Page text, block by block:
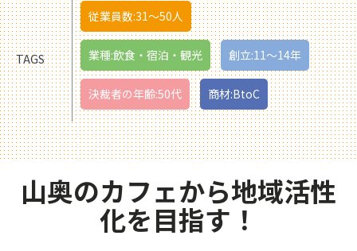
TAGS
従業員数:31〜50人
業種:飲食・宿泊・観光 創立:11〜14年
決裁者の年齢:50代 商材:BtoC
山奥のカフェから地域活性
化を目指す！